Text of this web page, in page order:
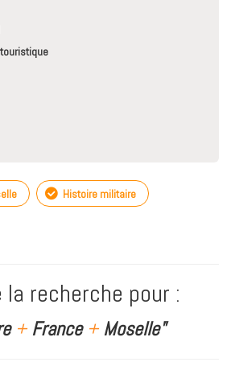
Histoire militaire
recherche pour :
+France +Moselle"